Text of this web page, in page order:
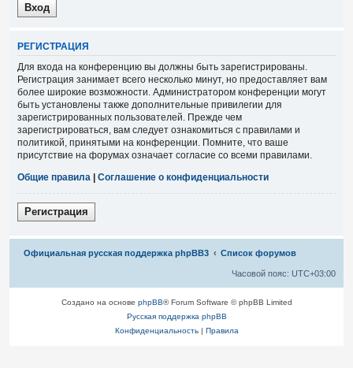
РЕГИСТРАЦИЯ
Для входа на конференцию вы должны быть зарегистрированы.
Регистрация занимает всего несколько минут, но предоставляет вам
более широкие возможности. Администратором конференции могут
быть установлены также дополнительные привилегии для
зарегистрированных пользователей. Прежде чем
зарегистрироваться, вам следует ознакомиться с правилами и
политикой, принятыми на конференции. Помните, что ваше
присутствие на форумах означает согласие со всеми правилами.
Общие правила
Соглашение о конфиденциальности
Регистрация
Официальная русская поддержка phpBB3 Список форумов
Часовой пояс: UTC+03:00
Связаться с
Создано на основе phpBB® Forum Software © phpBB Limited
Русская поддержка phpBB
Конфиденциальность| Правила